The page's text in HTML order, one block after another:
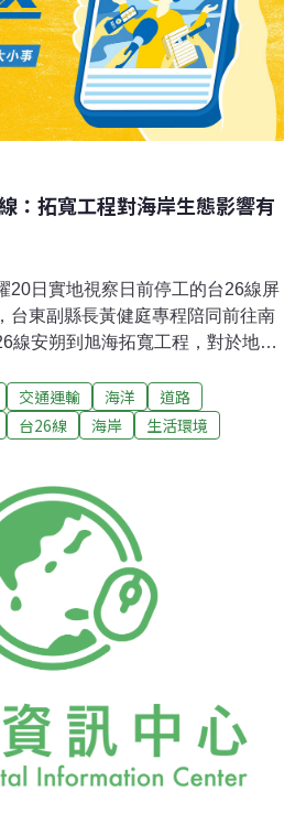
台26施工，而希望以社區營造運動
旅遊；對此，
：拓寬工程對海岸生態影響有
20日實地視察日前停工的台26線屏
台東副縣長黃健庭專程陪同前往南
線安朔到旭海拓寬工程，對於地方
回參考。林錫耀在聽取公路總局現
心環保的人士，不斷提到台26線安
，行政院為求慎重起見，才會再次
安朔到工地這段路來看，拓寬的部
初步視察後發現對海岸生態影響有
一下，應該不會有破壞的地方，而
意，現在第4標、第5標、第6標更
院長報告，希望條道路建設能儘快
交通運輸 海洋
道路
台26線 海岸
生活環境